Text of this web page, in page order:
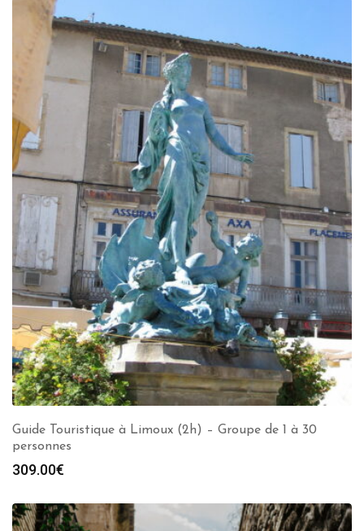
Guide Touristique à Limoux (2h) – Groupe de 1 à 30
personnes
309.00€